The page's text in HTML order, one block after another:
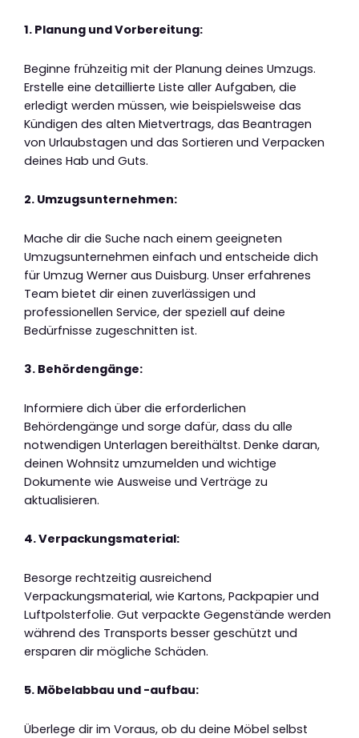
1. Planung und Vorbereitung:
Beginne frühzeitig mit der Planung deines Umzugs.
Erstelle eine detaillierte Liste aller Aufgaben, die
erledigt werden müssen, wie beispielsweise das
Kündigen des alten Mietvertrags, das Beantragen
von Urlaubstagen und das Sortieren und Verpacken
deines Hab und Guts.
2. Umzugsunternehmen:
Mache dir die Suche nach einem geeigneten
Umzugsunternehmen einfach und entscheide dich
für Umzug Werner aus Duisburg. Unser erfahrenes
Team bietet dir einen zuverlässigen und
professionellen Service, der speziell auf deine
Bedürfnisse zugeschnitten ist.
3. Behördengänge:
Informiere dich über die erforderlichen
Behördengänge und sorge dafür, dass du alle
notwendigen Unterlagen bereithältst. Denke daran,
deinen Wohnsitz umzumelden und wichtige
Dokumente wie Ausweise und Verträge zu
aktualisieren.
4. Verpackungsmaterial:
Besorge rechtzeitig ausreichend
Verpackungsmaterial, wie Kartons, Packpapier und
Luftpolsterfolie. Gut verpackte Gegenstände werden
während des Transports besser geschützt und
ersparen dir mögliche Schäden.
5. Möbelabbau und -aufbau:
Überlege dir im Voraus, ob du deine Möbel selbst